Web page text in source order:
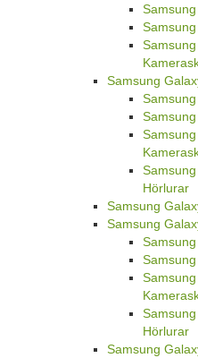
Samsung
Hörlurar
Samsung
Samsung
Hörlurar
Samsung